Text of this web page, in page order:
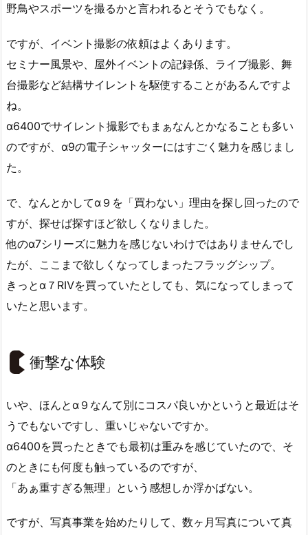
野鳥やスポーツを撮るかと言われるとそうでもなく。
ですが、イベント撮影の依頼はよくあります。
セミナー風景や、屋外イベントの記録係、ライブ撮影、舞
台撮影など結構サイレントを駆使することがあるんですよ
ね。
α6400でサイレント撮影でもまぁなんとかなることも多い
のですが、α9の電子シャッターにはすごく魅力を感じまし
た。
で、なんとかしてα９を「買わない」理由を探し回ったので
すが、探せば探すほど欲しくなりました。
他のα7シリーズに魅力を感じないわけではありませんでし
たが、ここまで欲しくなってしまったフラッグシップ。
きっとα７RⅣを買っていたとしても、気になってしまって
いたと思います。
衝撃な体験
いや、ほんとα９なんて別にコスパ良いかというと最近はそ
うでもないですし、重いじゃないですか。
α6400を買ったときでも最初は重みを感じていたので、そ
のときにも何度も触っているのですが、
「あぁ重すぎる無理」という感想しか浮かばない。
ですが、写真事業を始めたりして、数ヶ月写真について真